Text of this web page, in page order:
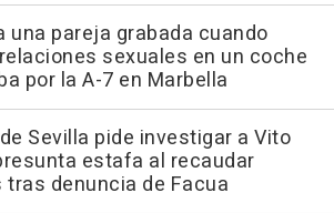
una pareja grabada cuando
sexuales en un coche
por la A-7 en Marbella
Sevilla pide investigar a Vito
estafa al recaudar
tras denuncia de Facua